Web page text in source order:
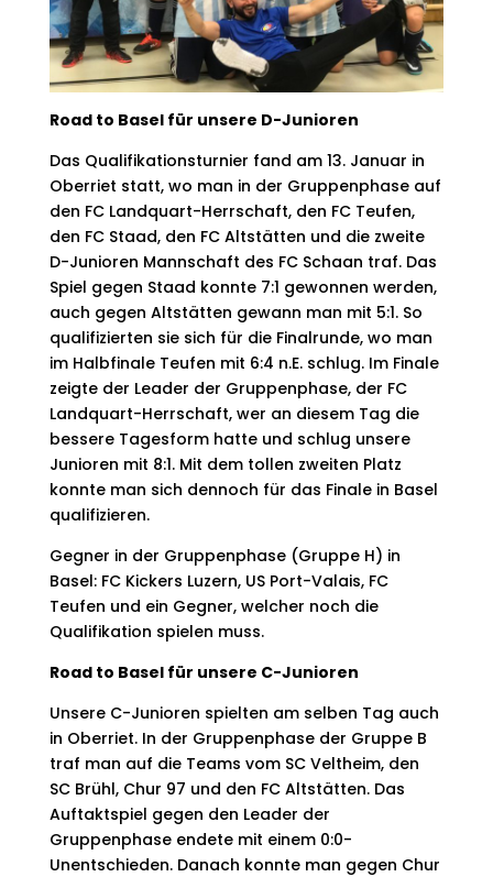
Road to Basel für unsere D-Junioren
Das Qualifikationsturnier fand am 13. Januar in
Oberriet statt, wo man in der Gruppenphase auf
den FC Landquart-Herrschaft, den FC Teufen,
den FC Staad, den FC Altstätten und die zweite
D-Junioren Mannschaft des FC Schaan traf. Das
Spiel gegen Staad konnte 7:1 gewonnen werden,
auch gegen Altstätten gewann man mit 5:1. So
qualifizierten sie sich für die Finalrunde, wo man
im Halbfinale Teufen mit 6:4 n.E. schlug. Im Finale
zeigte der Leader der Gruppenphase, der FC
Landquart-Herrschaft, wer an diesem Tag die
bessere Tagesform hatte und schlug unsere
Junioren mit 8:1. Mit dem tollen zweiten Platz
konnte man sich dennoch für das Finale in Basel
qualifizieren.
Gegner in der Gruppenphase (Gruppe H) in
Basel: FC Kickers Luzern, US Port-Valais, FC
Teufen und ein Gegner, welcher noch die
Qualifikation spielen muss.
Road to Basel für unsere C-Junioren
Unsere C-Junioren spielten am selben Tag auch
in Oberriet. In der Gruppenphase der Gruppe B
traf man auf die Teams vom SC Veltheim, den
SC Brühl, Chur 97 und den FC Altstätten. Das
Auftaktspiel gegen den Leader der
Gruppenphase endete mit einem 0:0-
Unentschieden. Danach konnte man gegen Chur